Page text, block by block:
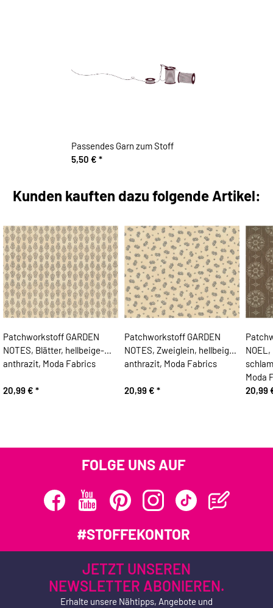
Passendes Garn zum Stoff
5,50 € *
Kunden kauften dazu folgende Artikel:
Patchworkstoff GARDEN
NOTES, Blätter, hellbeige-
anthrazit, Moda Fabrics
20,99 € *
Patchworkstoff GARDEN
NOTES, Zweiglein, hellbeige-
anthrazit, Moda Fabrics
20,99 € *
Moda
20,99
FOLGE UNS AUF
#STOFFEKONTOR
JETZT UNSEREN
NEWSLETTER ABONIEREN.
Erhalte unsere Nähtipps, Angebote und